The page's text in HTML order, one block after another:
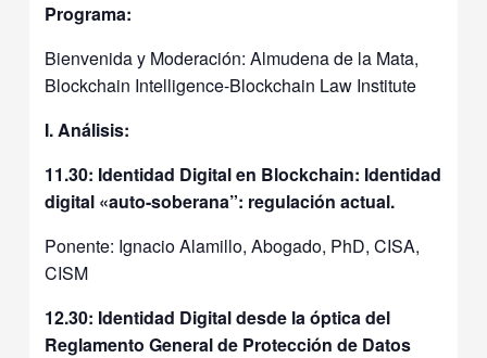
Programa:
Bienvenida y Moderación: Almudena de la Mata,
Blockchain Intelligence-Blockchain Law Institute
I. Análisis:
11.30: Identidad Digital en Blockchain: Identidad
digital «auto-soberana”: regulación actual.
Ponente: Ignacio Alamillo, Abogado, PhD, CISA,
CISM
12.30: Identidad Digital desde la óptica del
Reglamento General de Protección de Datos